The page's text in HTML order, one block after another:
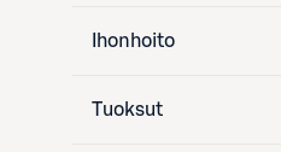
Ihonhoito
Tuoksut